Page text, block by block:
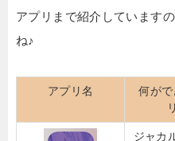
アプリまで紹介しています
ね♪
アプリ名
何が
ジャカ